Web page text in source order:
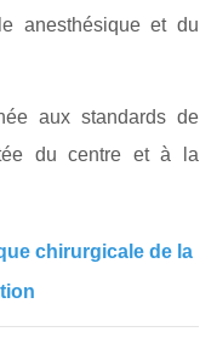
anesthésique et du
aux standards de
du centre et à la
chirurgicale de la